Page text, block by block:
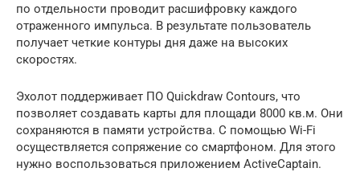
по отдельности проводит расшифровку каждого
отраженного импульса. В результате пользователь
получает четкие контуры дня даже на высоких
скоростях.
Эхолот поддерживает ПО Quickdraw Contours, что
позволяет создавать карты для площади 8000 кв.м. Они
сохраняются в памяти устройства. С помощью Wi-Fi
осуществляется сопряжение со смартфоном. Для этого
нужно воспользоваться приложением ActiveCaptain.